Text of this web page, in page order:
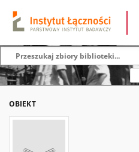
OBIEKT